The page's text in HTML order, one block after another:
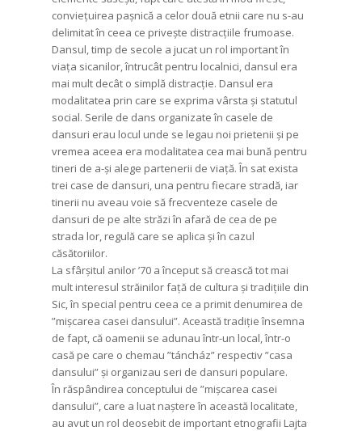
conviețuirea pașnică a celor două etnii care nu s-au
delimitat în ceea ce privește distracțiile frumoase.
Dansul, timp de secole a jucat un rol important în
viața sicanilor, întrucât pentru localnici, dansul era
mai mult decât o simplă distracție. Dansul era
modalitatea prin care se exprima vârsta și statutul
social. Serile de dans organizate în casele de
dansuri erau locul unde se legau noi prietenii și pe
vremea aceea era modalitatea cea mai bună pentru
tineri de a-și alege partenerii de viață. În sat exista
trei case de dansuri, una pentru fiecare stradă, iar
tinerii nu aveau voie să frecventeze casele de
dansuri de pe alte străzi în afară de cea de pe
strada lor, regulă care se aplica și în cazul
căsătoriilor.
La sfârșitul anilor ’70 a început să crească tot mai
mult interesul străinilor față de cultura și tradițiile din
Sic, în special pentru ceea ce a primit denumirea de
”mișcarea casei dansului”. Această tradiție însemna
de fapt, că oamenii se adunau într-un local, într-o
casă pe care o chemau ”táncház” respectiv ”casa
dansului” și organizau seri de dansuri populare.
În răspândirea conceptului de ”mișcarea casei
dansului”, care a luat naștere în această localitate,
au avut un rol deosebit de important etnografii Lajta